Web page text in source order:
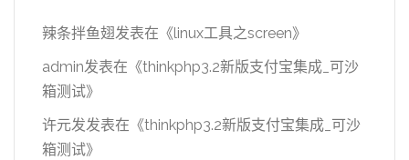
辣条拌鱼翅发表在《linux工具之screen》
admin发表在《thinkphp3.2新版支付宝集成_可沙
箱测试》
许元发发表在《thinkphp3.2新版支付宝集成_可沙
箱测试》